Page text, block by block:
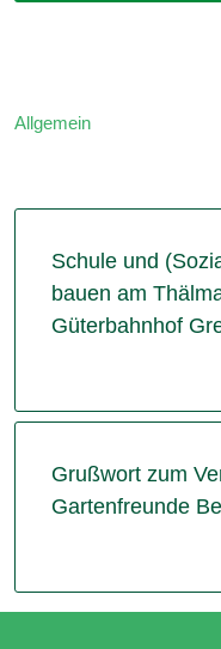
Allgemein
Schule und
bauen am
Güterbahnhof
Grußwort zum
Gartenfreunde